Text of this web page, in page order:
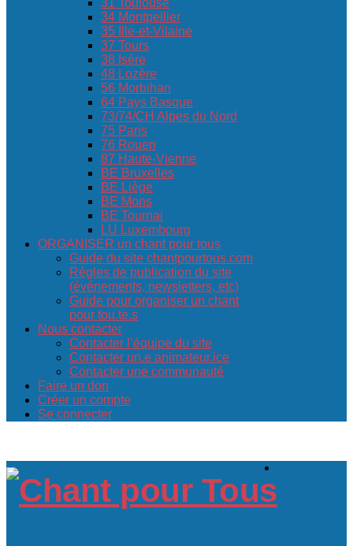
31 Toulouse
34 Montpellier
35 Ille-et-Vilaine
37 Tours
38 Isère
48 Lozère
56 Morbihan
64 Pays Basque
73/74/CH Alpes du Nord
75 Paris
76 Rouen
87 Haute-Vienne
BE Bruxelles
BE Liège
BE Mons
BE Tournai
LU Luxembourg
ORGANISER un chant pour tous
Guide du site chantpourtous.com
Règles de publication du site
(événements, newsletters, etc)
Guide pour organiser un chant
pour tou.te.s
Nous contacter
Contacter l’équipe du site
Contacter un.e animateur.ice
Contacter une communauté
Faire un don
Créer un compte
Se connecter